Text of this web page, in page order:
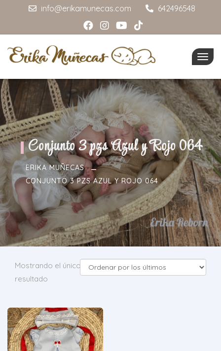
info@erikamunecas.com 642496548
Conjunto 3 pzs Azul y Rojo 064
ERIKA MUÑECAS
CONJUNTO 3 PZS AZUL Y ROJO 064
Mostrando el único
resultado